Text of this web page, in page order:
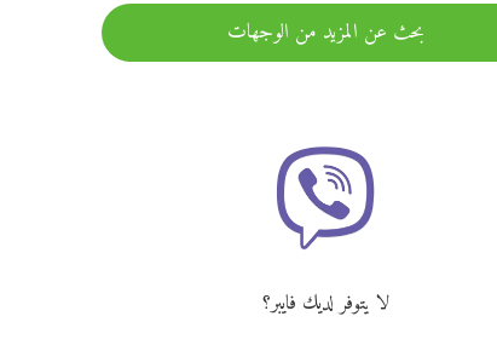
بحث عن المزيد من الوجهات
لا يتوفر لديك فايبر؟